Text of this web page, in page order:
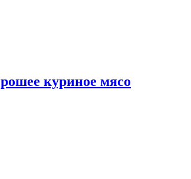
куриное мясо